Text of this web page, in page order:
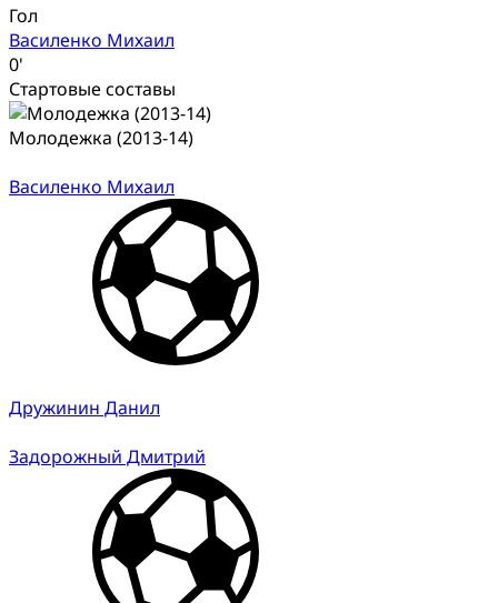
Гол
Василенко Михаил
0'
Стартовые составы
Молодежка (2013-14)
Василенко Михаил
Дружинин Данил
Задорожный Дмитрий